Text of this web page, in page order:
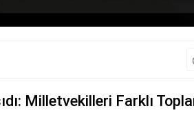
Milletvekilleri Farklı